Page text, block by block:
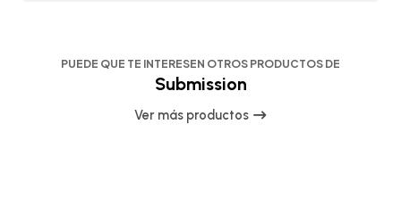
PUEDE QUE TE INTERESEN OTROS PRODUCTOS DE
Submission
Ver más productos